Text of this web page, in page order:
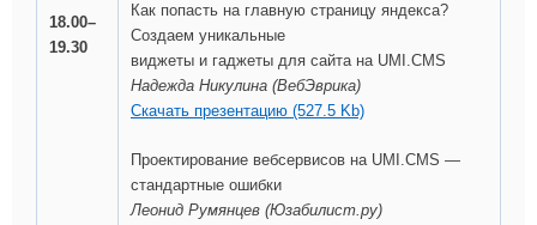
18.00–
19.30
Как попасть на главную страницу яндекса?
Создаем уникальные
виджеты и гаджеты для сайта на UMI.CMS
Надежда Никулина (ВебЭврика)
Скачать презентацию (527.5 Kb)
Проектирование вебсервисов на UMI.CMS —
стандартные ошибки
Леонид Румянцев (Юзабилист.ру)